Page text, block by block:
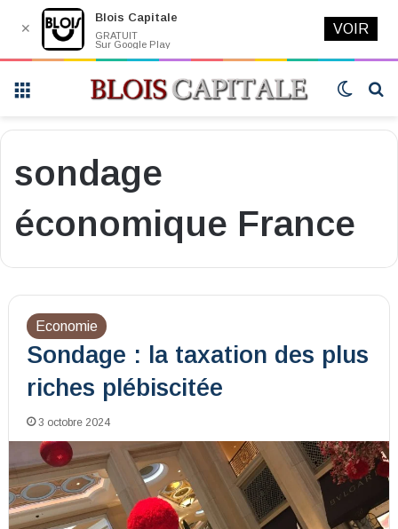
Switch
sondage
économique France
Economie
Sondage : la taxation des plus
riches plébiscitée
3 octobre 2024
✕
Blois Capitale
GRATUIT
Sur Google Play
VOIR